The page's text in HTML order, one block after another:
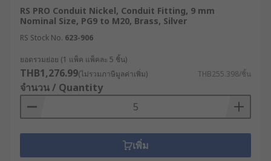
RS PRO Conduit Nickel, Conduit Fitting, 9 mm
Nominal Size, PG9 to M20, Brass, Silver
RS Stock No. 623-906
ยอดรวมย่อย (1 แพ็ค แพ็คละ 5 ชิ้น)
THB1,276.99(ไม่รวมภาษีมูลค่าเพิ่ม) THB255.398/ชิ้น
จำนวน / Quantity
เพิ่ม